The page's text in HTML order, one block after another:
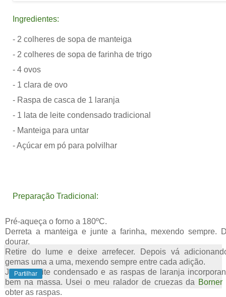
Ingredientes:
- 2 colheres de sopa de manteiga
- 2 colheres de sopa de farinha de trigo
- 4 ovos
- 1 clara de ovo
- Raspa de casca de 1 laranja
- 1 lata de leite condensado tradicional
- Manteiga para untar
- Açúcar em pó para polvilhar
Preparação Tradicional:
Pré-aqueça o forno a 180ºC.
Derreta a manteiga e junte a farinha, mexendo sempre.
dourar.
Retire do lume e deixe arrefecer. Depois vá
gemas uma a uma, mexendo sempre entre cada adição.
Junte o leite condensado e as raspas de laranja
bem na massa. Usei o meu ralador de cruezas da Borner
obter as raspas.
Partilhar